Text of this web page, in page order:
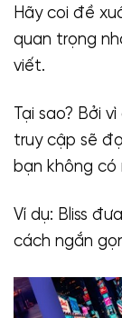
Hãy coi đề
quan trọng
viết.
Tại sao? Bởi
truy cập sẽ
bạn không
Ví dụ: Bliss
cách ngắn